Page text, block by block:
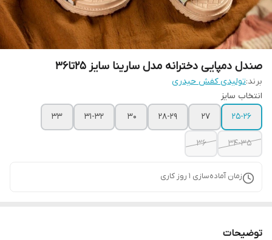
صندل دمپایی دخترانه مدل سارینا سایز ۲۵تا۳۶
برند:تولیدی کفش حیدری
انتخاب سایز
25-26
27
28-29
30
31-32
33
34-35
36
زمان آماده‌سازی 1 روز کاری
توضیحات